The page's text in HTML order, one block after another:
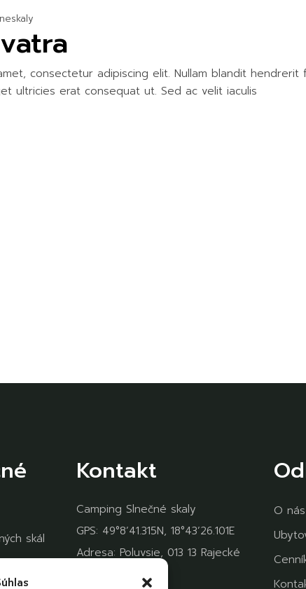
consectetur adipiscing elit. Nullam blandit hendrerit
ultricies erat consequat ut. Sed ac velit iaculis
skál
Kontakt
Camping Slnečné skaly
GPS: 49°8’41.315N, 18°43’26.101E
Adresa: Poluvsie, 013 13 Rajecké
O nás